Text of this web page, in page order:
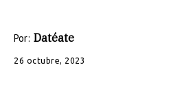
Por: Datéate
26 octubre, 2023